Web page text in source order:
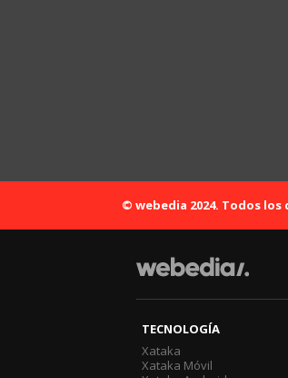
© webedia 2024. Todos
TECNOLOGÍA
Xataka
Xataka Móvil